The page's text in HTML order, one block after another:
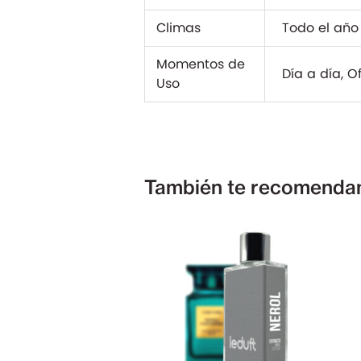
Climas
Todo el año
Momentos de
Uso
Día a día,
También te